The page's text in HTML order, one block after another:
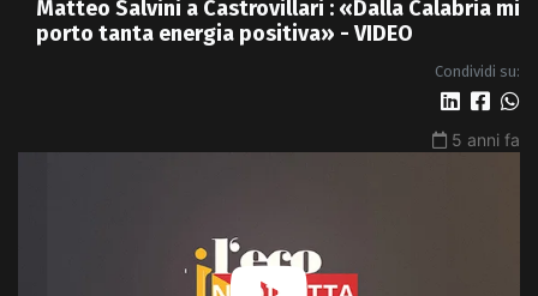
Matteo Salvini a Castrovillari : «Dalla Calabria mi
porto tanta energia positiva» - VIDEO
Condividi su:
5 anni fa